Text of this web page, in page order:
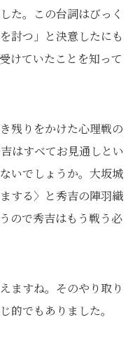
た。この台詞はびっく
討つ」と決意したにも
けていたことを知って
残りをかけた心理戦の
はすべてお見通しとい
いでしょうか。大坂城
する〉と秀吉の陣羽織
ので秀吉はもう戦う必
ますね。そのやり取り
的でもありました。